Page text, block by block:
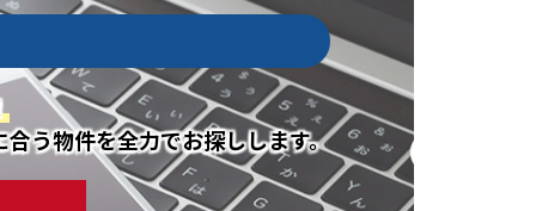
う物件を全力でお探しします。